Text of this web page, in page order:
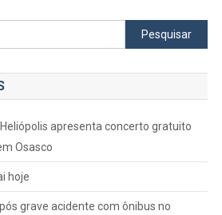
Pesquisar
por:
apresenta concerto gratuito
Osasco
hoje
grave acidente com ônibus no